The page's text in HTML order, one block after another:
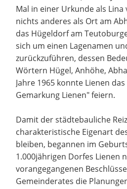
Mal in einer Urkunde als
nichts anderes als Ort am
das Hügeldorf am
sich um einen Lagenamen
zurückzuführen, dessen
Wörtern Hügel, Anhöhe,
Jahre 1965 konnte Lienen das
Gemarkung Lienen" feiern.
Damit der städtebauliche
charakteristische Eigenart
bleiben, begannen im
1.000jährigen Dorfes Lienen
vorangegangenen
Gemeinderates die